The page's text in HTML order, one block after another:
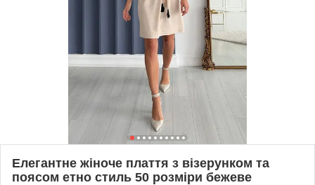
Елегантне жіноче плаття з візерунком та
поясом етно стиль 50 розміри бежеве